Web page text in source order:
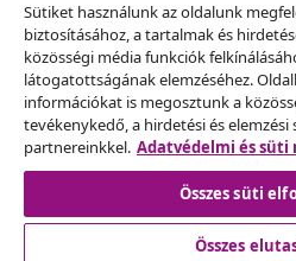
vidaXL
Fedezz fel többet
Sütiket használunk az oldalunk
biztosításához, a tartalmak és
közösségi média funkciók
látogatottságának elemzéséhez.
információkat is megosztunk a
tevékenykedő, a hirdetési és
partnereinkkel. Adatvédelmi és
Összes süti
Összes